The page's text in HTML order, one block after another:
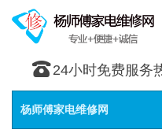
󰇯 24小时免费服务
杨师傅家电维修网